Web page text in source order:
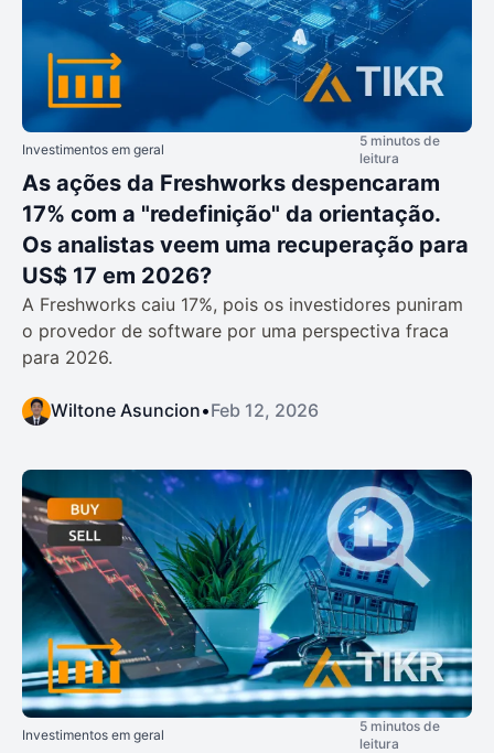
Investimentos em geral
5 minutos de
leitura
As ações da Freshworks despencaram
17% com a "redefinição" da orientação.
Os analistas veem uma recuperação para
US$ 17 em 2026?
A Freshworks caiu 17%, pois os investidores puniram
o provedor de software por uma perspectiva fraca
para 2026.
Wiltone Asuncion•Feb 12, 2026
Investimentos em geral
5 minutos de
leitura